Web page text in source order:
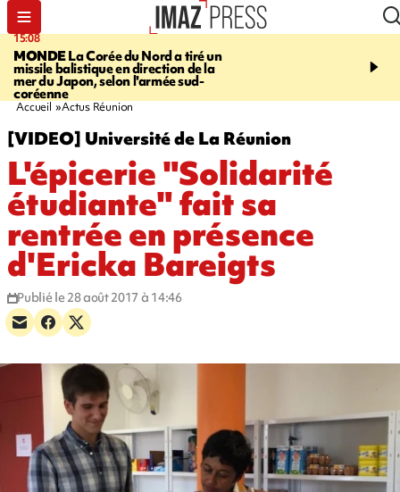
15:08
MONDELa Corée du Nord a tiré un
missile balistique en direction de la
mer du Japon, selon l'armée sud-
coréenne
17:24
est rouvert à la
Accueil Actus Réunion
[VIDEO] Université de La Réunion
L'épicerie "Solidarité
étudiante" fait sa
rentrée en présence
d'Ericka Bareigts
Publié le 28 août 2017 à 14:46